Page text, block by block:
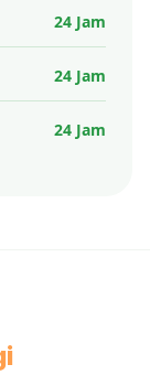
24 Jam
24 Jam
24 Jam